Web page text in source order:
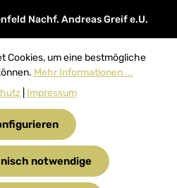
Nachf. Andreas Greif e.U.
Cookies, um eine bestmögliche
Mehr Informationen ...
| Impressum
notwendige